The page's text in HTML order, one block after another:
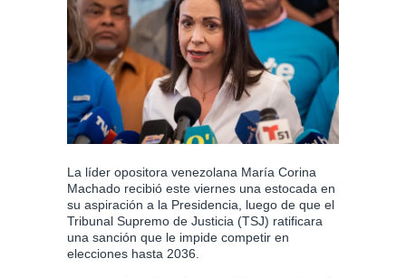
La líder opositora venezolana María Corina
Machado recibió este viernes una estocada en
su aspiración a la Presidencia, luego de que el
Tribunal Supremo de Justicia (TSJ) ratificara
una sanción que le impide competir en
elecciones hasta 2036.